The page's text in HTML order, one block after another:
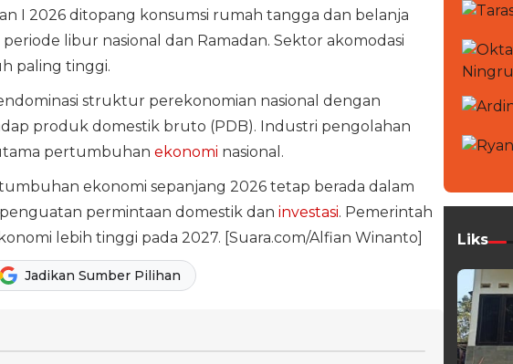
I 2026 ditopang konsumsi rumah tangga dan belanja
libur nasional dan Ramadan. Sektor akomodasi
paling tinggi.
struktur perekonomian nasional dengan
produk domestik bruto (PDB). Industri pengolahan
pertumbuhan ekonomi nasional.
ekonomi sepanjang 2026 tetap berada dalam
penguatan permintaan domestik dan investasi. Pemerintah
lebih tinggi pada 2027. [Suara.com/Alfian Winanto]
Jadikan Sumber Pilihan
Liks